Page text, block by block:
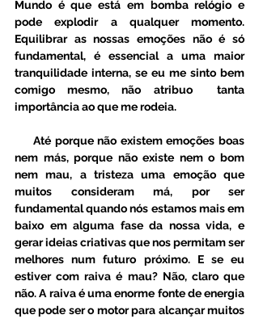
Mundo é que está em bomba relógio e
pode explodir a qualquer momento.
Equilibrar as nossas emoções não é só
fundamental, é essencial a uma maior
tranquilidade interna, se eu me sinto bem
comigo mesmo, não atribuo  tanta
importância ao que me rodeia.
nem más, porque não existe nem o bom
nem mau, a tristeza uma emoção que
muitos consideram má, por ser
fundamental quando nós estamos mais em
baixo em alguma fase da nossa vida, e
gerar ideias criativas que nos permitam ser
melhores num futuro próximo. E se eu
estiver com raiva é mau? Não, claro que
não. A raiva é uma enorme fonte de energia
que pode ser o motor para alcançar muitos